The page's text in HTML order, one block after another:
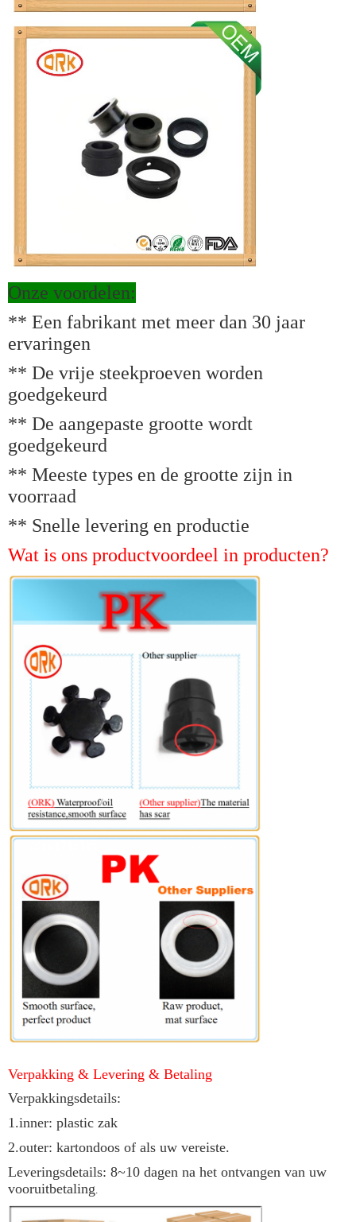
Onze voordelen:
** Een fabrikant met meer dan 30 jaar
ervaringen
** De vrije steekproeven worden
goedgekeurd
** De aangepaste grootte wordt
goedgekeurd
** Meeste types en de grootte zijn in
voorraad
** Snelle levering en productie
Wat is ons productvoordeel in producten?
Verpakking & Levering & Betaling
Verpakkingsdetails:
1.inner: plastic zak
2.outer: kartondoos of als uw vereiste.
Leveringsdetails: 8~10 dagen na het ontvangen van uw
vooruitbetaling.